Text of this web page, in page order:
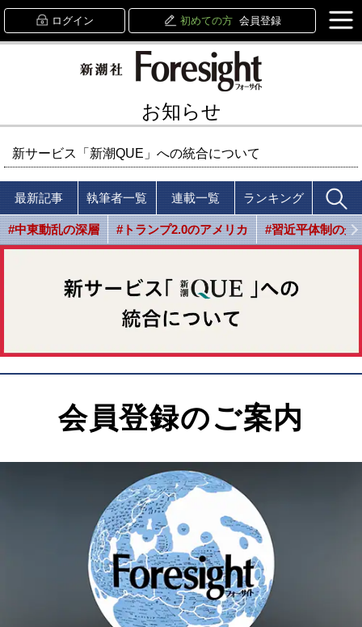
ログイン 初めての方 会員登録
お知らせ
新サービス「新潮QUE」への統合について
最新記事 執筆者一覧 連載一覧 ランキング
#中東動乱の深層 #トランプ2.0のアメリカ #習近平体制の光
会員登録のご案内